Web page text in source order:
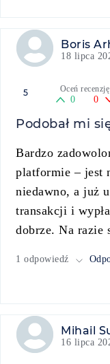
Boris
18 lipca
5 Oceń recenzję
0 0
Podobał mi
Bardzo
platformie – jest
niedawno, a już
transakcji i
dobrze. Na razie
1 odpowiedź
Mihail
16 lipca